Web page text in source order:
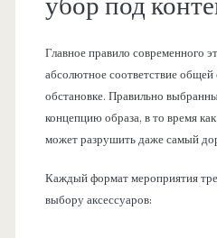
Главное правило современного
абсолютное соответствие общей
обстановке. Правильно
концепцию образа, в то время
может разрушить даже самый
Каждый формат мероприятия
выбору аксессуаров: